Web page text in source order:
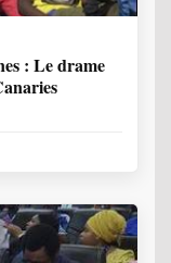
: Le drame